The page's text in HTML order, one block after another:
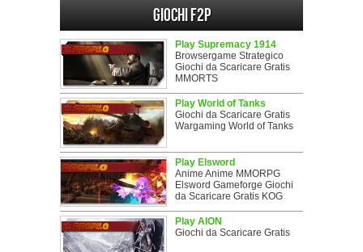
Giochi F2P
Play Supremacy 1914
Browsergame Strategico
Giochi da Scaricare Gratis
MMORTS
Play World of Tanks
Giochi da Scaricare Gratis
Wargaming World of Tanks
Play Elsword
Anime Anime MMORPG
Elsword Gameforge Giochi
da Scaricare Gratis KOG
Play AION
Giochi da Scaricare Gratis